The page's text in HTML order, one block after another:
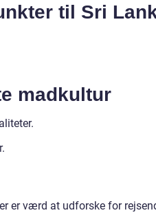
til Sri
madkultur
er værd at udforske for